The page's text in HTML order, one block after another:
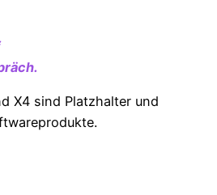
X4 sind Platzhalter und